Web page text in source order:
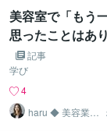
美容室で「もう
思ったことはあ
記事
学び
4
haru ◆ 美容業界
専門AIコンサル